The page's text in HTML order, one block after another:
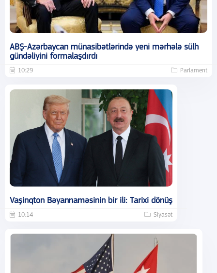
ABŞ-Azərbaycan münasibətlərində yeni mərhələ sülh
gündəliyini formalaşdırdı
10:29 Parlament
Vaşinqton Bəyannaməsinin bir ili: Tarixi dönüş
10:14 Siyasət